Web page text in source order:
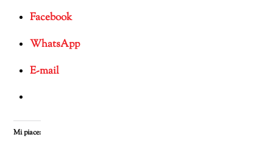
Facebook
WhatsApp
E-mail
Mi piace: